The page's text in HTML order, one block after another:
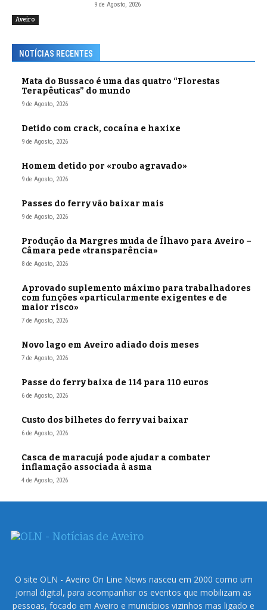
Aveiro
9 de Agosto, 2026
NOTÍCIAS RECENTES
Mata do Bussaco é uma das quatro “Florestas
Terapêuticas” do mundo
9 de Agosto, 2026
Detido com crack, cocaína e haxixe
9 de Agosto, 2026
Homem detido por «roubo agravado»
9 de Agosto, 2026
Passes do ferry vão baixar mais
9 de Agosto, 2026
Produção da Margres muda de Ílhavo para Aveiro –
Câmara pede «transparência»
8 de Agosto, 2026
Aprovado suplemento máximo para trabalhadores
com funções «particularmente exigentes e de
maior risco»
7 de Agosto, 2026
Novo lago em Aveiro adiado dois meses
7 de Agosto, 2026
Passe do ferry baixa de 114 para 110 euros
6 de Agosto, 2026
Custo dos bilhetes do ferry vai baixar
6 de Agosto, 2026
Casca de maracujá pode ajudar a combater
inflamação associada à asma
4 de Agosto, 2026
O site OLN - Aveiro On Line News nasceu em 2000 como um
jornal digital, para acompanhar os eventos que mobilizam as
pessoas, focado em Aveiro e municípios vizinhos mas ligado e